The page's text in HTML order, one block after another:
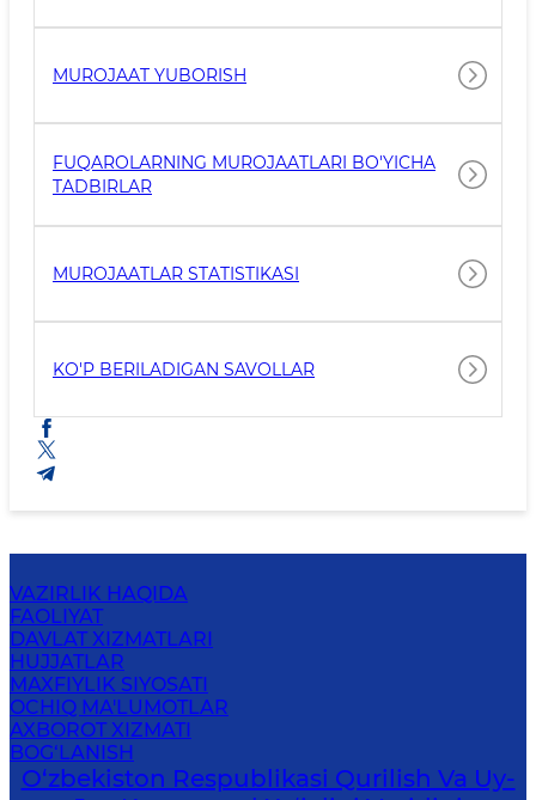
MUROJAAT YUBORISH
FUQAROLARNING MUROJAATLARI BO'YICHA
TADBIRLAR
MUROJAATLAR STATISTIKASI
KO'P BERILADIGAN SAVOLLAR
VAZIRLIK HAQIDA
FAOLIYAT
DAVLAT XIZMATLARI
HUJJATLAR
MAXFIYLIK SIYOSATI
OCHIQ MA'LUMOTLAR
AXBOROT XIZMATI
BOG‘LANISH
O‘zbekiston Respublikasi Qurilish Va Uy-